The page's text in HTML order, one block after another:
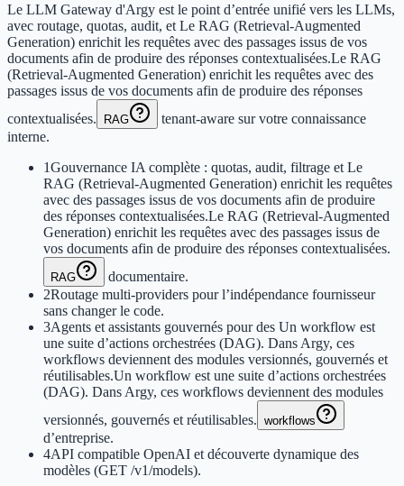
Le LLM Gateway d'Argy est le point d’entrée unifié vers les LLMs,
avec routage, quotas, audit, et Le RAG (Retrieval-Augmented
Generation) enrichit les requêtes avec des passages issus de vos
documents afin de produire des réponses contextualisées.Le RAG
(Retrieval-Augmented Generation) enrichit les requêtes avec des
passages issus de vos documents afin de produire des réponses
contextualisées.
RAG
tenant-aware sur votre connaissance
interne.
1Gouvernance IA complète : quotas, audit, filtrage et Le
RAG (Retrieval-Augmented Generation) enrichit les requêtes
avec des passages issus de vos documents afin de produire
des réponses contextualisées.Le RAG (Retrieval-Augmented
Generation) enrichit les requêtes avec des passages issus de
vos documents afin de produire des réponses contextualisées.
RAG
documentaire.
2Routage multi‑providers pour l’indépendance fournisseur
sans changer le code.
3Agents et assistants gouvernés pour des Un workflow est
une suite d’actions orchestrées (DAG). Dans Argy, ces
workflows deviennent des modules versionnés, gouvernés et
réutilisables.Un workflow est une suite d’actions orchestrées
(DAG). Dans Argy, ces workflows deviennent des modules
versionnés, gouvernés et réutilisables. workflows
d’entreprise.
4API compatible OpenAI et découverte dynamique des
modèles (GET /v1/models).